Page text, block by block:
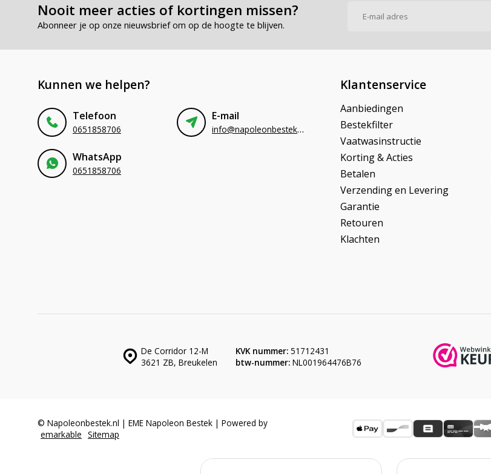
Nooit meer acties of kortingen missen?
Abonneer je op onze nieuwsbrief om op de hoogte te blijven.
Kunnen we helpen?
Telefoon
0651858706
E-mail
info@napoleonbestek.nl
WhatsApp
0651858706
Klantenservice
Aanbiedingen
Bestekfilter
Vaatwasinstructie
Korting & Acties
Betalen
Verzending en Levering
Garantie
Retouren
Klachten
De Corridor 12-M
3621 ZB, Breukelen
KVK nummer: 51712431
btw-nummer: NL001964476B76
© Napoleonbestek.nl | EME Napoleon Bestek | Powered by
emarkable Sitemap